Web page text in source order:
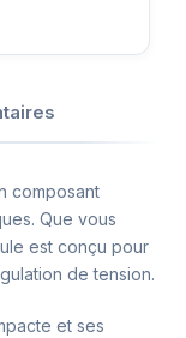
composant
Que vous
est conçu pour
de tension.
et ses